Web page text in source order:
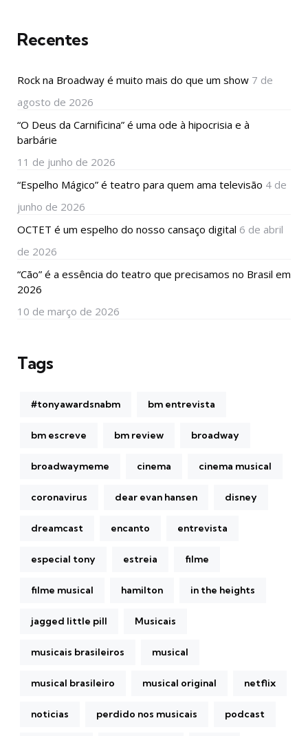
Recentes
Rock na Broadway é muito mais do que um show 7 de
agosto de 2026
“O Deus da Carnificina” é uma ode à hipocrisia e à
barbárie
11 de junho de 2026
“Espelho Mágico” é teatro para quem ama televisão 4 de
junho de 2026
OCTET é um espelho do nosso cansaço digital 6 de abril
de 2026
“Cão” é a essência do teatro que precisamos no Brasil em
2026
10 de março de 2026
Tags
#tonyawardsnabm bm entrevista
bm escreve bm review broadway
broadwaymeme cinema cinema musical
coronavirus dear evan hansen disney
dreamcast encanto entrevista
especial tony estreia filme
filme musical hamilton in the heights
jagged little pill Musicais
musicais brasileiros musical
musical brasileiro musical original netflix
noticias perdido nos musicais podcast